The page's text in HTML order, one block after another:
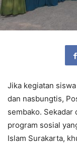
Jika kegiatan
dan nasbungtis,
sembako. Sekadar
program sosial
Islam Surakarta,